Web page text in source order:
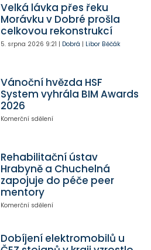
Velká lávka přes řeku
Morávku v Dobré prošla
celkovou rekonstrukcí
5. srpna 2026 9:21 | Dobrá | Libor Běčák
Vánoční hvězda HSF
System vyhrála BIM Awards
2026
Komerční sdělení
Rehabilitační ústav
Hrabyně a Chuchelná
zapojuje do péče peer
mentory
Komerční sdělení
Dobíjení elektromobilů u